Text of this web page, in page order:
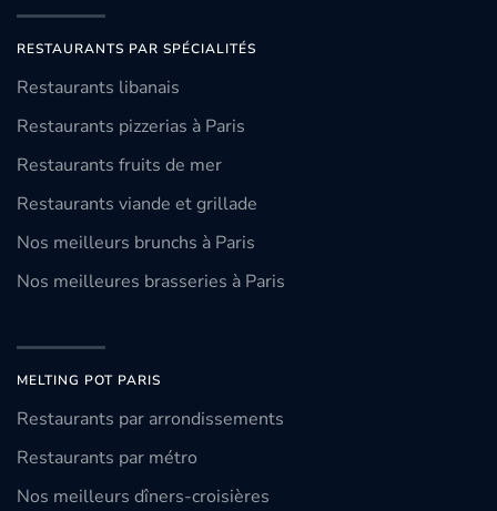
RESTAURANTS PAR SPÉCIALITÉS
Restaurants libanais
Restaurants pizzerias à Paris
Restaurants fruits de mer
Restaurants viande et grillade
Nos meilleurs brunchs à Paris
Nos meilleures brasseries à Paris
MELTING POT PARIS
Restaurants par arrondissements
Restaurants par métro
Nos meilleurs dîners-croisières